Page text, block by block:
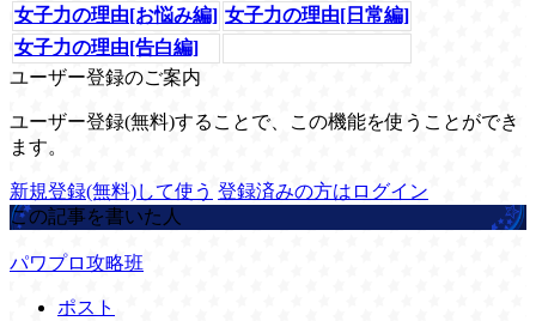
女子力の理由[お悩み編] 女子力の理由[日常編]
女子力の理由[告白編]
ユーザー登録のご案内
ユーザー登録(無料)することで、この機能を使うことができ
ます。
新規登録(無料)して使う 登録済みの方はログイン
この記事を書いた人
パワプロ攻略班
ポスト